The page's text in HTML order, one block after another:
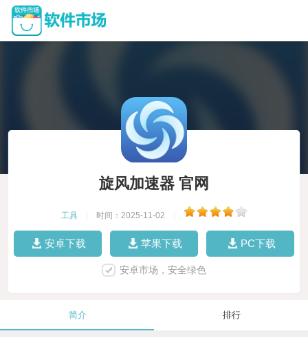
旋风加速器 官网
工具 时间：2025-11-02
安卓下载 苹果下载 PC下载
安卓市场，安全绿色
简介 排行